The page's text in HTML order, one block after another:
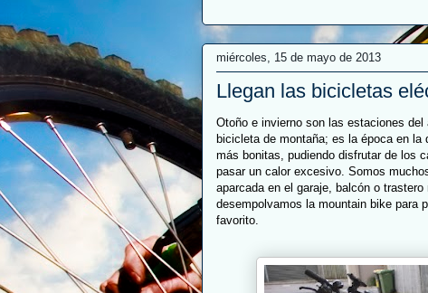
miércoles, 15 de mayo de 2013
Llegan las bicicletas
Otoño e invierno son las estaciones
bicicleta de montaña; es la época en
más bonitas, pudiendo disfrutar de los
pasar un calor excesivo. Somos
aparcada en el garaje, balcón o
desempolvamos la mountain bike para
favorito.